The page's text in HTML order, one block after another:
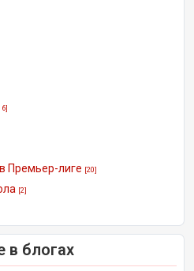
Премьер-лиге [20]
[2]
в блогах